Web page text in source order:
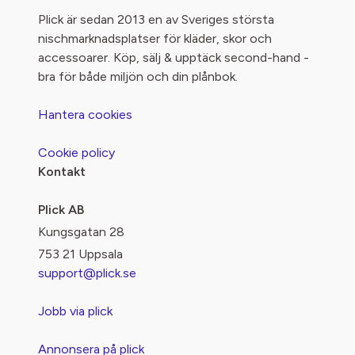
Plick är sedan 2013 en av Sveriges största
nischmarknadsplatser för kläder, skor och
accessoarer. Köp, sälj & upptäck second-hand -
bra för både miljön och din plånbok.
Hantera cookies
Cookie policy
Kontakt
Plick AB
Kungsgatan 28
753 21 Uppsala
support@plick.se
Jobb via plick
Annonsera på plick